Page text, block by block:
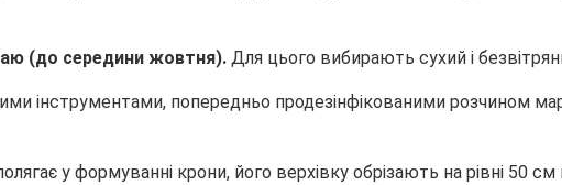
(до середини жовтня). Для цього вибирають сухий і
інструментами, попередньо продезінфікованими розчином
у формуванні крони, його верхівку обрізають на рівні 50 см